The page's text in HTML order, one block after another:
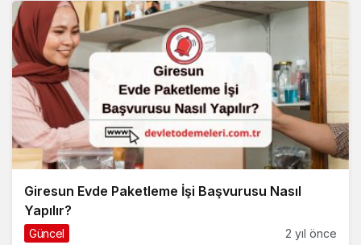
Giresun Evde Paketleme İşi Başvurusu Nasıl
Yapılır?
Güncel 2 yıl önce